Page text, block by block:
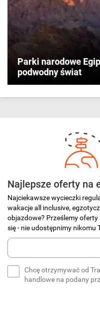
Parki narodowe
podwodny świat
Najlepsze oferty na
Najciekawsze wycieczki
wakacje all inclusive,
objazdowe? Prześlemy
się - nie udostępnimy nikomu
Wprowadź
swój
Chcę otrzymywać od
handlowe na podany